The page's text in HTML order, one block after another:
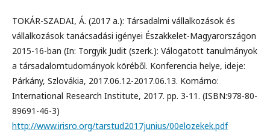
TOKÁR-SZADAI, Á. (2017 a.): Társadalmi vállalkozások és
vállalkozások tanácsadási igényei Északkelet-Magyarországon
2015-16-ban (In: Torgyik Judit (szerk.): Válogatott tanulmányok
a társadalomtudományok köréből. Konferencia helye, ideje:
Párkány, Szlovákia, 2017.06.12-2017.06.13. Komárno:
International Research Institute, 2017. pp. 3-11. (ISBN:978-80-
89691-46-3)
http://www.irisro.org/tarstud2017junius/00elozekek.pdf